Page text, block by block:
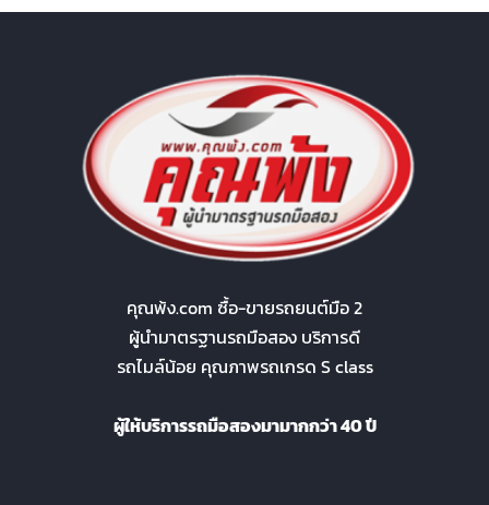
คุณพ้ง.com ซื้อ-ขายรถยนต์มือ 2
ผู้นำมาตรฐานรถมือสอง บริการดี
รถไมล์น้อย คุณภาพรถเกรด S class
ผู้ให้บริการรถมือสองมามากกว่า 40 ปี